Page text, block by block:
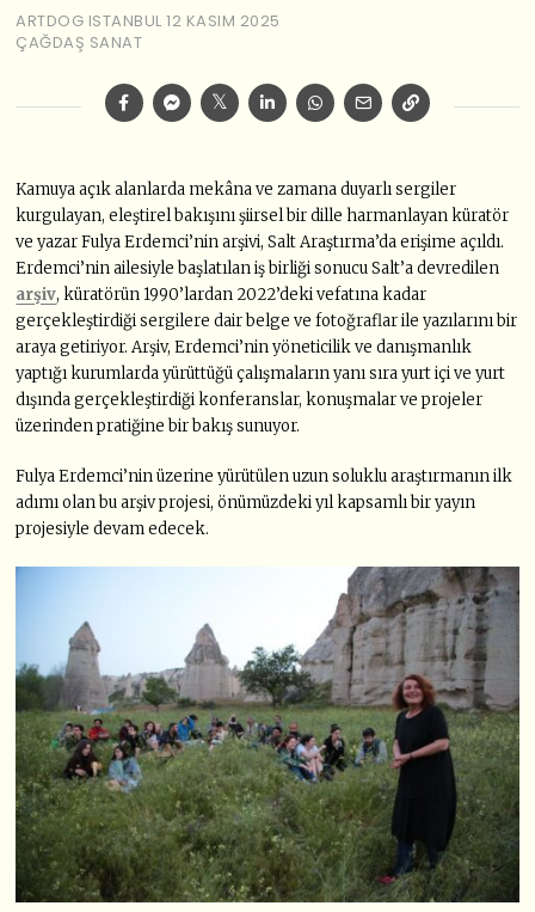
ARTDOG ISTANBUL 12 KASIM 2025
ÇAĞDAŞ SANAT
Kamuya açık alanlarda mekâna ve zamana duyarlı sergiler
kurgulayan, eleştirel bakışını şiirsel bir dille harmanlayan küratör
ve yazar Fulya Erdemci’nin arşivi, Salt Araştırma’da erişime açıldı.
Erdemci’nin ailesiyle başlatılan iş birliği sonucu Salt’a devredilen
arşiv, küratörün 1990’lardan 2022’deki vefatına kadar
gerçekleştirdiği sergilere dair belge ve fotoğraflar ile yazılarını bir
araya getiriyor. Arşiv, Erdemci’nin yöneticilik ve danışmanlık
yaptığı kurumlarda yürüttüğü çalışmaların yanı sıra yurt içi ve yurt
dışında gerçekleştirdiği konferanslar, konuşmalar ve projeler
üzerinden pratiğine bir bakış sunuyor.
Fulya Erdemci’nin üzerine yürütülen uzun soluklu araştırmanın ilk
adımı olan bu arşiv projesi, önümüzdeki yıl kapsamlı bir yayın
projesiyle devam edecek.